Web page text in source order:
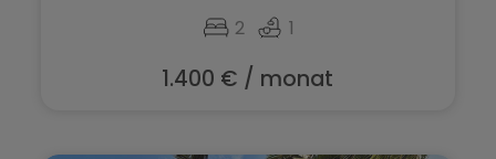
2 1
1.400 € / monat